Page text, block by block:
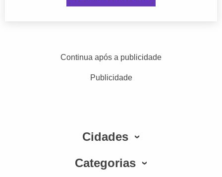
Continua após a publicidade
Publicidade
Cidades
Categorias